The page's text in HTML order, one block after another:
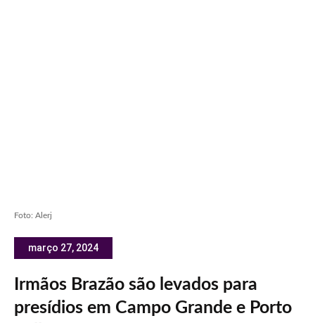
Foto: Alerj
março 27, 2024
Irmãos Brazão são levados para
presídios em Campo Grande e Porto